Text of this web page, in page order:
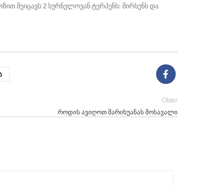
შეიცავს 2 სურნელოვან ტერპენს: მირსენს და
Older
როდის ავიღოთ მარიხუანას მოსავალი